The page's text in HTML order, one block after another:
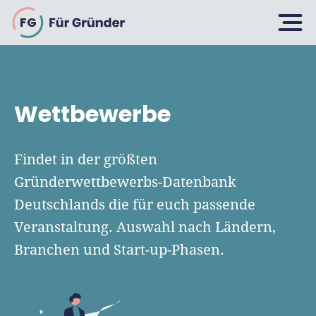
FG
Planen
Selbstständig machen
Über 500 Geschäftsideen
Bin ich ein Gründer?
Geschäftsmodell entwickeln
Businessplan-Vorlage & Muster
Gründen
Firma gründen: 10 Tipps
Rechtsform wählen
GmbH gründen
Wachsen
Finanzieren
Wettbewerbe
Findet in der größten
Gründerwettbewerbs-Datenbank
Deutschlands die für euch passende
Veranstaltung. Auswahl nach Ländern,
Branchen und Start-up-Phasen.